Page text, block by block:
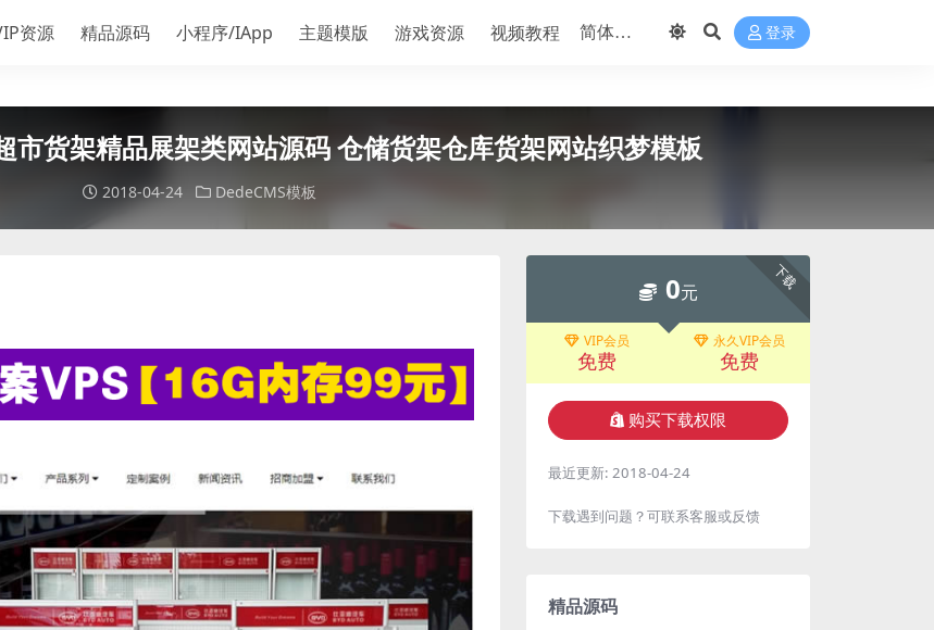
资源 精品源码 小程序/IApp 主题模版 游戏资源 视频教程 登录
市货架精品展架类网站源码 仓储货架仓库货架网站织梦模板
2018-04-24 DedeCMS模板
下载
0元
VIP会员
免费
永久VIP会员
免费
购买下载权限
最近更新: 2018-04-24
下载遇到问题？可联系客服或反馈
精品源码